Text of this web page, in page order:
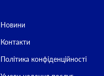
Новини
Контакти
Політика конфіденційності